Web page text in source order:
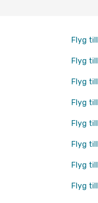
Flyg
Flyg
Flyg
Flyg
Flyg
Flyg
Flyg
Flyg